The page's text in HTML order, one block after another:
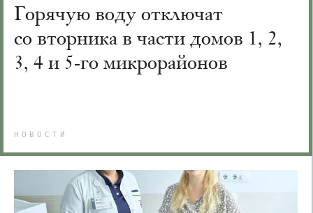
Горячую воду отключат
со вторника в части домов 1, 2,
3, 4 и 5-го микрорайонов
НОВОСТИ